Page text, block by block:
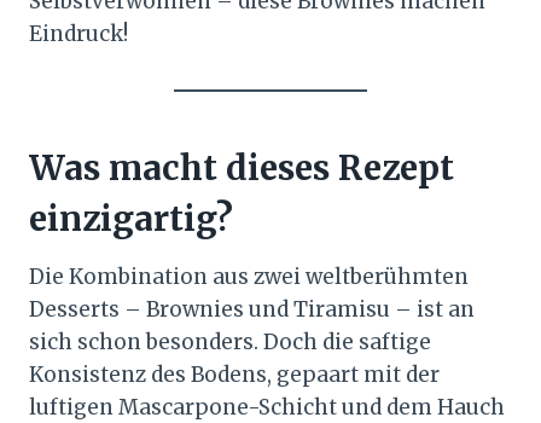
Eindruck!
Was macht dieses Rezept
einzigartig?
Die Kombination aus zwei weltberühmten
Desserts – Brownies und Tiramisu – ist an
sich schon besonders. Doch die saftige
Konsistenz des Bodens, gepaart mit der
luftigen Mascarpone-Schicht und dem Hauch